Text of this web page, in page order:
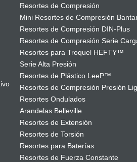
Resortes de Compresión
Mini Resortes de Compresión
Resortes de Compresión DIN-Plus
Resortes de Compresión Serie
Resortes para Troquel HEFTY™
Serie Alta Presión
Resortes de Plástico LeeP™
Resortes de Compresión Presión
Resortes Ondulados
Arandelas Belleville
Resortes de Extensión
Resortes de Torsión
Resortes para Baterías
Resortes de Fuerza Constante